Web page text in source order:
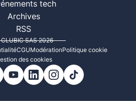
tech
Archives
RSS
SAS 2026
CGUModérationPolitique cookie
des cookies